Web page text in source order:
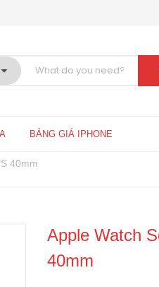
BẢNG GIÁ IPHONE
40mm
Apple Watch
40mm